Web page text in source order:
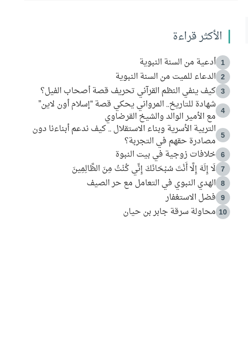
الأكثر قراءة
1 أدعية من السنة النبوية
2 الدعاء للميت من السنة النبوية
3 كيف ينفي النظم القرآني تحريف قصة أصحاب الفيل؟
4
شهادة للتاريخ.. المرواني يحكي قصة “إسلام أون لاين”
مع الأمير الوالد والشيخ القرضاوي
5
التربية الأسرية وبناء الاستقلال .. كيف ندعم أبناءنا دون
مصادرة حقهم في التجربة؟
6 خلافات زوجية في بيت النبوة
7 لَا إِلَهَ إِلَّا أَنْتَ سُبْحَانَكَ إِنِّي كُنْتُ مِنَ الظَّالِمِينَ
8 الهدي النبوي في التعامل مع حر الصيف
9 فضل الاستغفار
10 محاولة سرقة جابر بن حيان